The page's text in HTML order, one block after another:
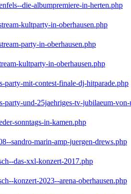
die-albumpremiere-in-herten.php
kultparty-in-oberhausen.php
party-in-oberhausen.php
kultparty-in-oberhausen.php
party-mit-contest-finale-dj-hitparade.php
party-und-25jaehriges-tv-jubilaeum-
sonntags-in-kamen.php
sandro-marin-amp-juergen-drews.php
das-xxl-konzert-2017.php
konzert-2023--arena-oberhausen.php